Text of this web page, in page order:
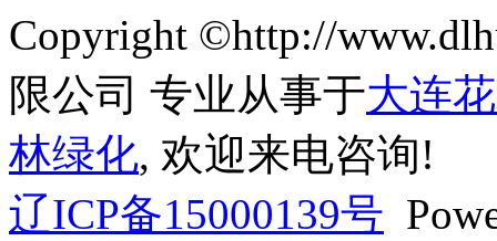
Copyright ©http://
限公司 专业从事于大连
林绿化, 欢迎来电咨询!
辽ICP备15000139号